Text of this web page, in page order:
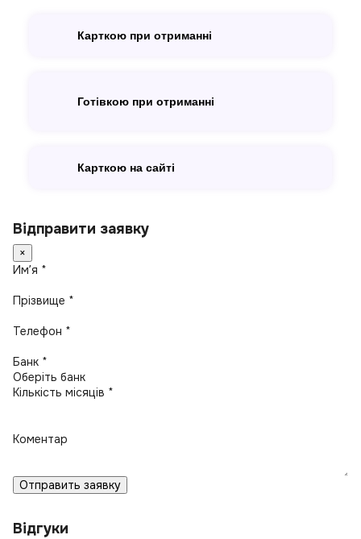
Карткою при отриманні
Готівкою при отриманні
Карткою на сайті
Відправити заявку
×
Имʼя *
Прізвище *
Телефон *
Банк *
Кількість місяців *
Коментар
Отправить заявку
Відгуки